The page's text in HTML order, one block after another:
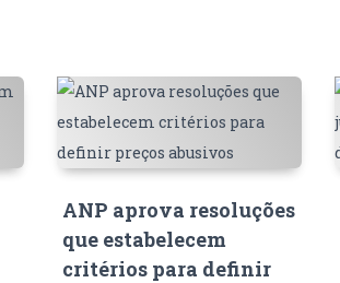
ANP aprova resoluções
que estabelecem
critérios para definir